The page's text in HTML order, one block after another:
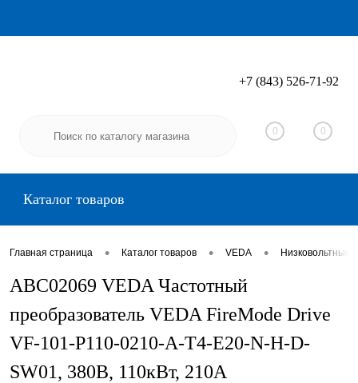
Вход Регистрация
+7 (843) 526-71-92
0 0
Каталог товаров
Главная страница • Каталог товаров • VEDA •
ABC02069 VEDA Частотный
преобразователь VEDA FireMode Drive
VF-101-P110-0210-A-T4-E20-N-H-D-
SW01, 380В, 110кВт, 210А